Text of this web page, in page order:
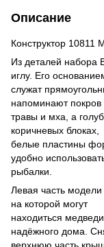
Описание
Конструктор 10811
Из деталей набора
иглу. Его
служат
напоминают покров
травы и мха, а
коричневых блоках,
белые пластины
удобно
рыбалки.
Левая часть
на которой могут
находиться
надёжного дома.
верхнюю часть